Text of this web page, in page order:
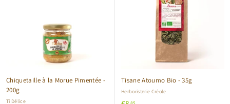
Chiquetaille à la Morue Pimentée -
200g
Ti Délice
Tisane Atoumo Bio - 35g
Herboristerie Créole
85